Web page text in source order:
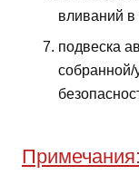
вливаний в
подвеска
собранной/
Примечания: